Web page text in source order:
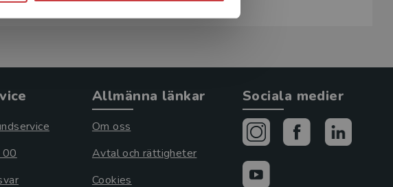
Allmänna länkar
Om oss
Avtal och rättigheter
Cookies
Sociala medier